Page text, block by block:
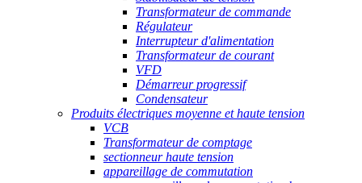
Transformateur de commande
Régulateur
Interrupteur d'alimentation
Transformateur de courant
VFD
Démarreur progressif
Condensateur
Produits électriques moyenne et haute tension
VCB
Transformateur de comptage
sectionneur haute tension
appareillage de commutation